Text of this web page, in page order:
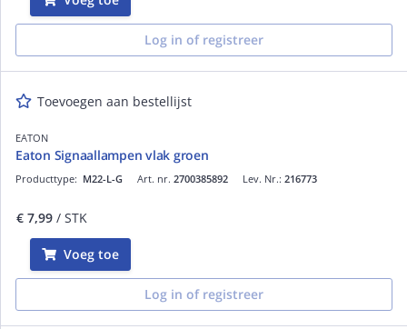
Log in of registreer
Toevoegen aan bestellijst
EATON
Eaton Signaallampen vlak groen
Art. nr. 2700385892
Producttype: M22-L-G Lev. Nr.: 216773
€ 7,99 / STK
Voeg toe
Log in of registreer